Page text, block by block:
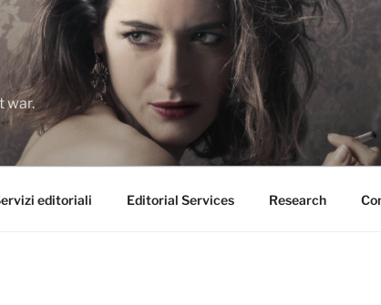
war.
editoriali Editorial Services Research